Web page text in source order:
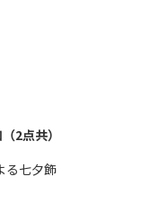
2点共）
る七夕飾